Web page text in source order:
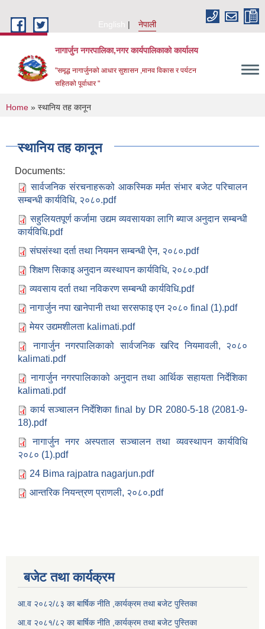
English
नेपाली
नागार्जुन नगरपालिका,नगर कार्यपालिकाको कार्यालय
"समृद्ध नागार्जुनको आधार सुशासन ,मानव विकास र पर्यटन
सहितको पूर्वाधार "
You are here
Home » स्थानिय तह कानून
स्थानिय तह कानून
Documents:
सार्वजनिक संरचनाहरूको आकस्मिक मर्मत संभार बजेट परिचालन
सम्बन्धी कार्यविधि, २०८०.pdf
सहुलियतपूर्ण कर्जामा उद्यम व्यवसायका लागि ब्याज अनुदान सम्बन्धी
कार्यविधि.pdf
संघसंस्था दर्ता तथा नियमन सम्बन्धी ऐन, २०८०.pdf
शिक्षण सिकाइ अनुदान व्यस्थापन कार्यविधि, २०८०.pdf
व्यवसाय दर्ता तथा नविकरण सम्बन्धी कार्यविधि.pdf
नागार्जुन नपा खानेपानी तथा सरसफाइ एन २०८० final (1).pdf
मेयर उद्यमशीलता kalimati.pdf
नागार्जुन नगरपालिकाको सार्वजनिक खरिद नियमावली, २०८०
kalimati.pdf
नागार्जुन नगरपालिकाको अनुदान तथा आर्थिक सहायता निर्देशिका
kalimati.pdf
कार्य सञ्चालन निर्देशिका final by DR 2080-5-18 (2081-9-
18).pdf
नागार्जुन नगर अस्पताल सञ्चालन तथा व्यवस्थापन कार्यविधि
२०८० (1).pdf
24 Bima rajpatra nagarjun.pdf
आन्तरिक नियन्त्रण प्राणली, २०८०.pdf
बजेट तथा कार्यक्रम
आ.व २०८२/८३ का बार्षिक नीति ,कार्यक्रम तथा बजेट पुस्तिका
आ.व २०८१/८२ का बार्षिक नीति ,कार्यक्रम तथा बजेट पुस्तिका